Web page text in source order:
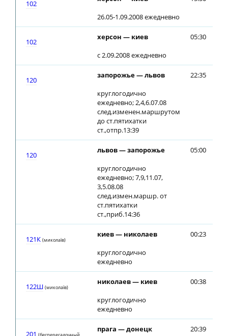
102
26.05-1.09.2008 ежедневно
102
херсон — киев
с 2.09.2008 ежедневно
05:30
120
запорожье — львов
круглогодично
ежедневно; 2,4,6.07.08
след.изменен.маршрутом
до ст.пятихатки
ст.,отпр.13:39
22:35
120
львов — запорожье
круглогодично
ежедневно; 7,9,11.07,
3,5.08.08
след.измен.маршр. от
ст.пятихатки
ст.,приб.14:36
05:00
121К (миколаїв)
киев — николаев
круглогодично
ежедневно
00:23
122Ш (миколаїв)
николаев — киев
круглогодично
ежедневно
00:38
201
прага — донецк
20:39